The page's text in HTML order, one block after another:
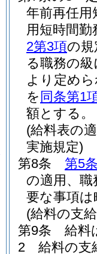
年前再任用
用短時間
2第3項の規
る職務の
より定め
を 同条第1
額とする。
(給料表の
実施規定)
第8条
第5
の適用、職
要な事項
(給料の支
第9条
給料
2
給料の支